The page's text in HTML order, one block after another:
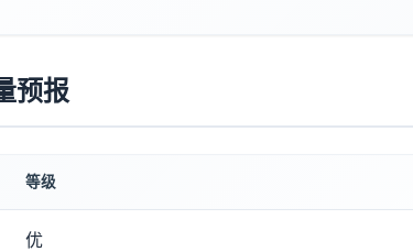
预报
等级
优